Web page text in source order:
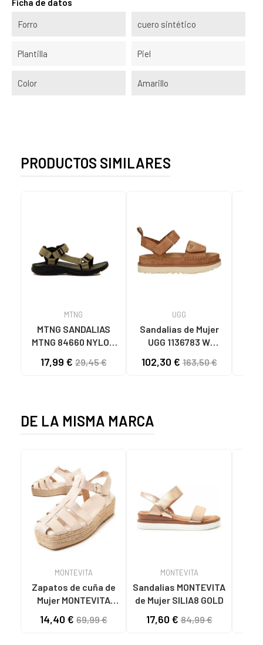
Ficha de datos
Forro cuero sintético
Plantilla Piel
Color Amarillo
PRODUCTOS SIMILARES
MTNG
MTNG SANDALIAS
MTNG 84660 NYLON
C59785 - - NYLON
17,99 €29,45 €
UGG
Sandalias de Mujer
UGG 1136783 W
CHESTNUT
102,30 €163,50 €
DE LA MISMA MARCA
MONTEVITA
Zapatos de cuña de
Mujer MONTEVITA
MONTEVITA MECALI
14,40 €69,99 €
MONTEVITA
Sandalias MONTEVITA
de Mujer SILIA8 GOLD
17,60 €84,99 €